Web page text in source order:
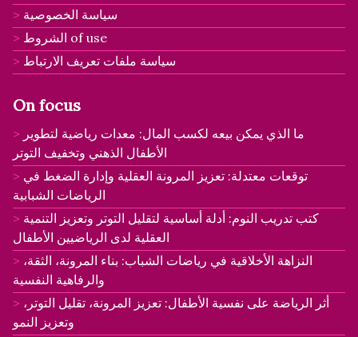
سياسة الخصوصية
الشروط of use
سياسة ملفات تعريف الارتباط
On focus
ما الذي يمكن بيعه لكسب المال: معدات رياضية لتطوير
الأطفال الذهني وتخفيف التوتر
توقعات معتدلة: تعزيز المرونة العقلية وإدارة الضغط في
الرياضات الشبابية
كتب تدريب النوم: أدلة أساسية لتقليل التوتر وتعزيز التنمية
العقلية لدى الرياضيين الأطفال
النزاهة الأخلاقية في رياضات الشباب: بناء المرونة، الثقة،
والرفاهية النفسية
أثر الرياضة على نفسية الأطفال: تعزيز المرونة، تقليل التوتر،
وتعزيز النمو